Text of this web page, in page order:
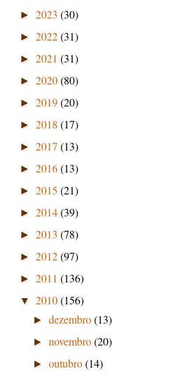
► 2023 (30)
► 2022(31)
► 2021 (31)
► 2020(80)
► 2019(20)
► 2018 (17)
► 2017 (13)
► 2016(13)
► 2015 (21)
► 2014(39)
► 2013 (78)
► 2012(97)
► 2011 (136)
▼ 2010(156)
►dezembro(13)
►novembro(20)
►outubro(14)